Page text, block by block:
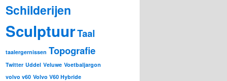
Schilderijen
SculptuurTaal
taalergernissen Topografie
Twitter Uddel Veluwe Voetbaljargon
volvo v60 Volvo V60 Hybride